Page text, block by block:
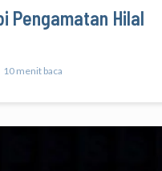
Pengamatan Hilal
10 menit baca